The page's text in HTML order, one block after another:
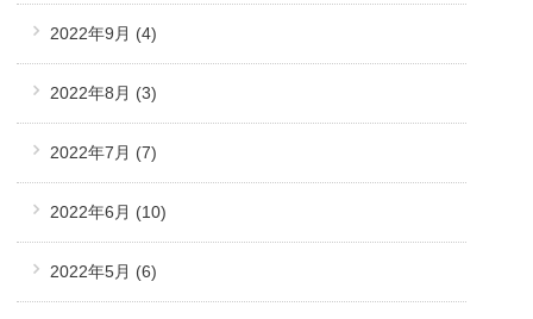
2022年9月 (4)
2022年8月 (3)
2022年7月 (7)
2022年6月 (10)
2022年5月 (6)